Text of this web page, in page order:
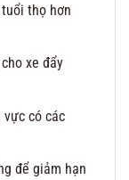
thọ hơn
xe đẩy
vực có các
để giảm hạn